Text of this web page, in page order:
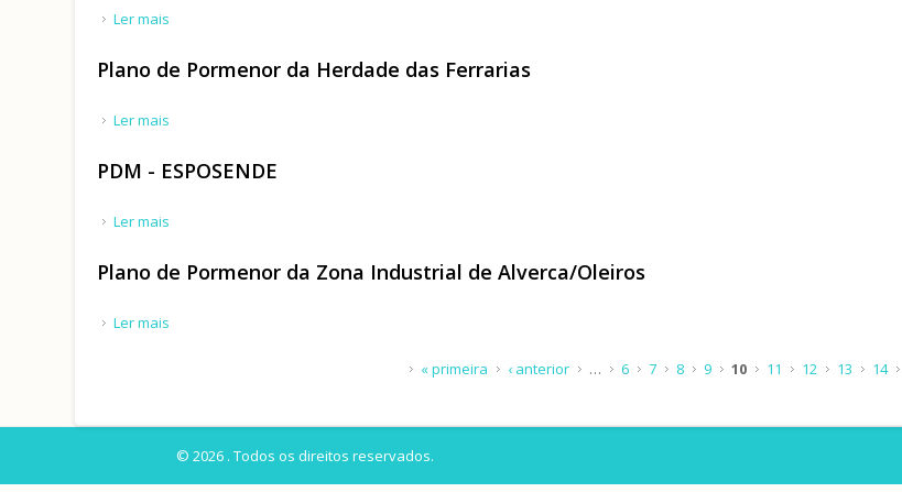
Ler mais
Plano de Pormenor da Herdade das Ferrarias
Ler mais
PDM - ESPOSENDE
Ler mais
Plano de Pormenor da Zona Industrial de Alverca/Oleiros
Ler mais
« primeira ‹ anterior … 6 7 8 9 10 11 12 13 14
© 2026 . Todos os direitos reservados.